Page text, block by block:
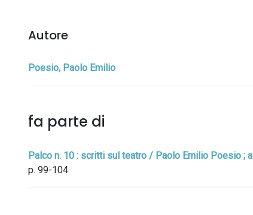
Autore
Poesio, Paolo Emilio
fa parte di
Palco n. 10 : scritti sul teatro / Paolo Emilio Poesio ;
p. 99-104